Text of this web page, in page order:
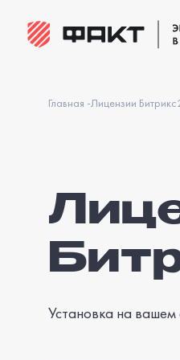
Главная -Лицензии
Установка на